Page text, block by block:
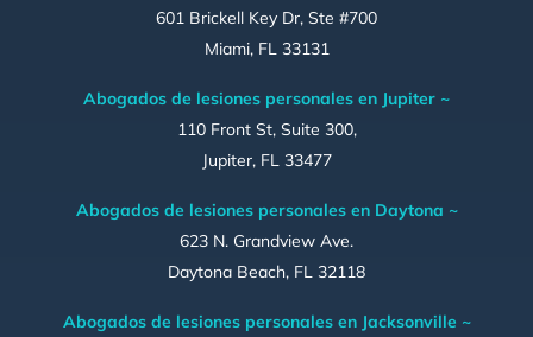
601 Brickell Key Dr, Ste #700
Miami, FL 33131
Abogados de lesiones personales en Jupiter ~
110 Front St, Suite 300,
Jupiter, FL 33477
Abogados de lesiones personales en Daytona ~
623 N. Grandview Ave.
Daytona Beach, FL 32118
Abogados de lesiones personales en Jacksonville ~